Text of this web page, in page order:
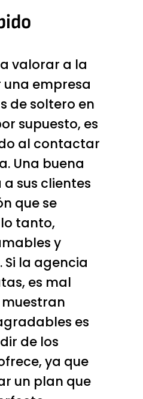
valorar a la
empresa
de soltero en
supuesto, es
al contactar
Una buena
sus clientes
que se
tanto,
y
la agencia
es mal
es
de los
ya que
un plan que